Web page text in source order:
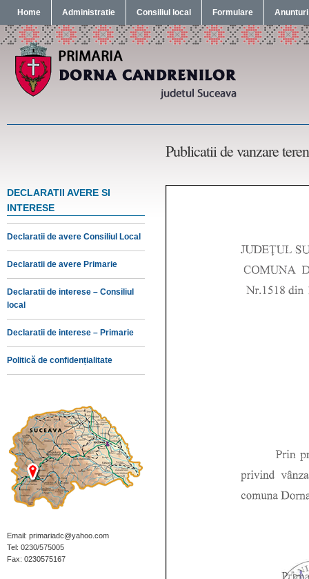
Home Administratie Consiliul local Formulare Anunturi
Publicatii de vanzare
DECLARATII AVERE SI
INTERESE
Declaratii de avere Consiliul Local
Declaratii de avere Primarie
Declaratii de interese – Consiliul
local
Declaratii de interese – Primarie
Politică de confidențialitate
Email: primariadc@yahoo.com
Tel: 0230/575005
Fax: 0230575167